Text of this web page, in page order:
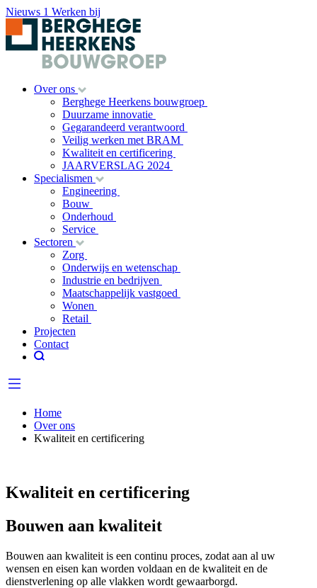
Nieuws 1 Werken bij
Over ons
Berghege Heerkens bouwgroep
Duurzame innovatie
Gegarandeerd verantwoord
Veilig werken met BRAM
Kwaliteit en certificering
JAARVERSLAG 2024
Specialismen
Engineering
Bouw
Onderhoud
Service
Sectoren
Zorg
Onderwijs en wetenschap
Industrie en bedrijven
Maatschappelijk vastgoed
Wonen
Retail
Projecten
Contact
Home
Over ons
Kwaliteit en certificering
Kwaliteit en certificering
Bouwen aan kwaliteit
Bouwen aan kwaliteit is een continu proces, zodat aan al uw
wensen en eisen kan worden voldaan en de kwaliteit en de
dienstverlening op alle vlakken wordt gewaarborgd.